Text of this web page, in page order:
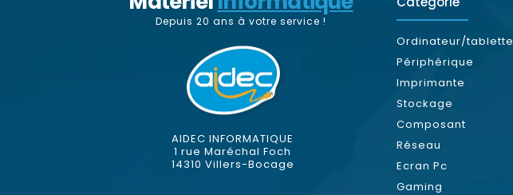
Depuis 20 ans à votre service !
AIDEC INFORMATIQUE
1 rue Maréchal Foch
14310 Villers-Bocage
Ordinateur/tablette
Périphérique
Imprimante
Stockage
Composant
Réseau
Ecran Pc
Gaming